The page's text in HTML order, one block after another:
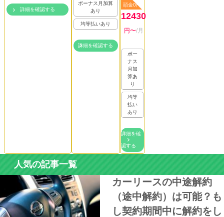
詳細を確認する
ボーナス月加算
あり
均等払いあり
詳細を確認する
頭金0円
12430
円〜/月
ボー
ナス
月加
算あ
り
均等
払い
あり
詳細を確
認する
人気の記事一覧
カーリースの中途解約
（途中解約）は可能？も
し契約期間中に解約をし